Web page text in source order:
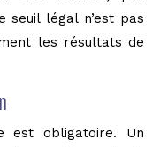
seuil légal n’est pas
les résultats de
est obligatoire. Un